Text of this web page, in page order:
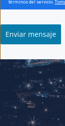
Enviar mensaje